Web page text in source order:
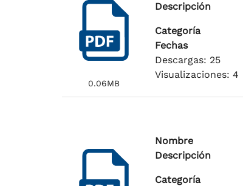
0.06MB
Descripción
Categoría
Fechas
Descargas: 25
Visualizaciones: 4
Nombre
Descripción
Categoría